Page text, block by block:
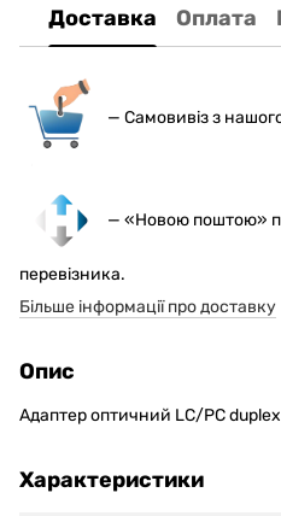
Доставка Оплата
— Самовивіз з
— «Новою поштою»
перевізника.
Більше інформації про доставку
Опис
Адаптер оптичний LC/PC
Характеристики